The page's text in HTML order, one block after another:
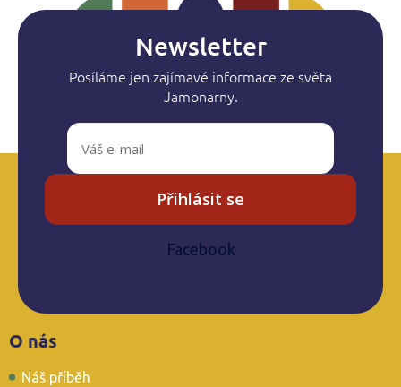
í
p
r
k
y
p
i
s
u
Newsletter
Posíláme jen zajímavé informace ze světa
Jamonarny.
Přihlásit se
Facebook
O nás
Náš příběh